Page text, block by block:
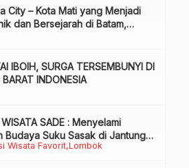
City – Kota Mati yang Menjadi
dan Bersejarah di Batam,
Info
IBOIH, SURGA TERSEMBUNYI DI
INDONESIA
Wisata Favorit Lombok
SADE : Menyelami
Budaya Suku Sasak di Jantung